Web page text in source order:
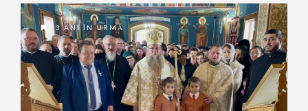
3 ANI ÎN URMĂ